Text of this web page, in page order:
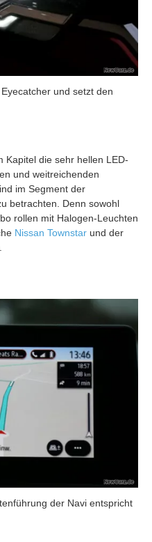
und setzt den
Kapitel die sehr hellen LED-
und weitreichenden
im Segment der
betrachten. Denn sowohl
rollen mit Halogen-Leuchten
Nissan Townstar und der
der Navi entspricht